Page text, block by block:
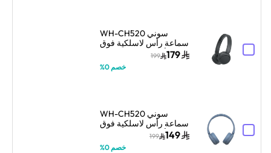
سوني WH-CH520
سماعة رأس لاسلكية فوق
الأذن مع ميكروفون –
أسود
179
199
خصم 0%
سوني WH-CH520
سماعة رأس لاسلكية فوق
الأذن مع ميكروفون –
أزرق
149
199
خصم 0%